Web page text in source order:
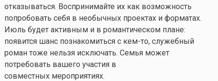
отказываться. Воспринимайте их как возможность
попробовать себя в необычных проектах и форматах.
Июль будет активным и в романтическом плане:
появится шанс познакомиться с кем-то, служебный
роман тоже нельзя исключать. Семья может
потребовать вашего участия в
совместных мероприятиях.